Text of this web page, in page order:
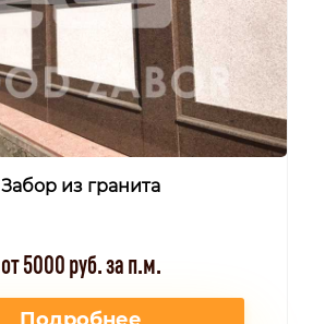
Забор из гранита
от 5000 руб. за п.м.